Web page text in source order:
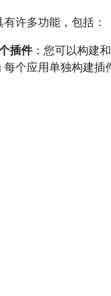
许多功能，包括：
插件：您可以构建
个应用单独构建